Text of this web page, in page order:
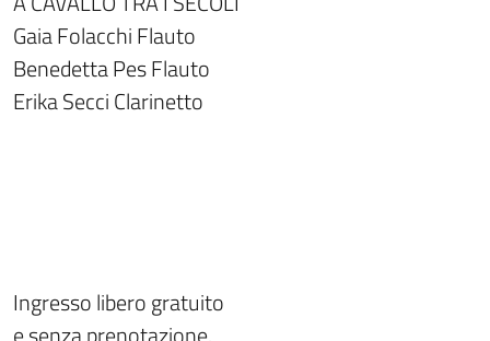
Gaia Folacchi Flauto
Benedetta Pes Flauto
Erika Secci Clarinetto
Ingresso libero gratuito